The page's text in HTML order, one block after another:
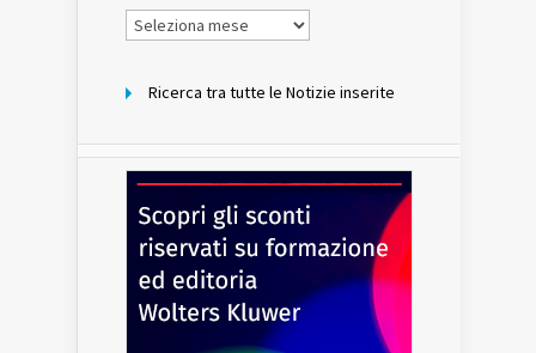
Notizie
per
Ricerca tra tutte le Notizie inserite